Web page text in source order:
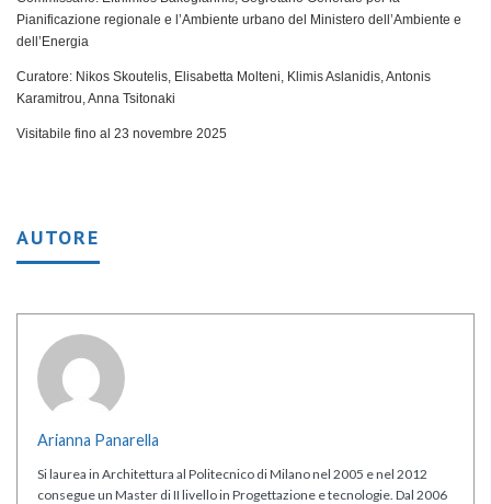
Pianificazione regionale e l’Ambiente urbano del Ministero dell’Ambiente e
dell’Energia
Curatore: Nikos Skoutelis, Elisabetta Molteni, Klimis Aslanidis, Antonis
Karamitrou, Anna Tsitonaki
Visitabile fino al 23 novembre 2025
AUTORE
Arianna Panarella
Si laurea in Architettura al Politecnico di Milano nel 2005 e nel 2012
consegue un Master di II livello in Progettazione e tecnologie. Dal 2006